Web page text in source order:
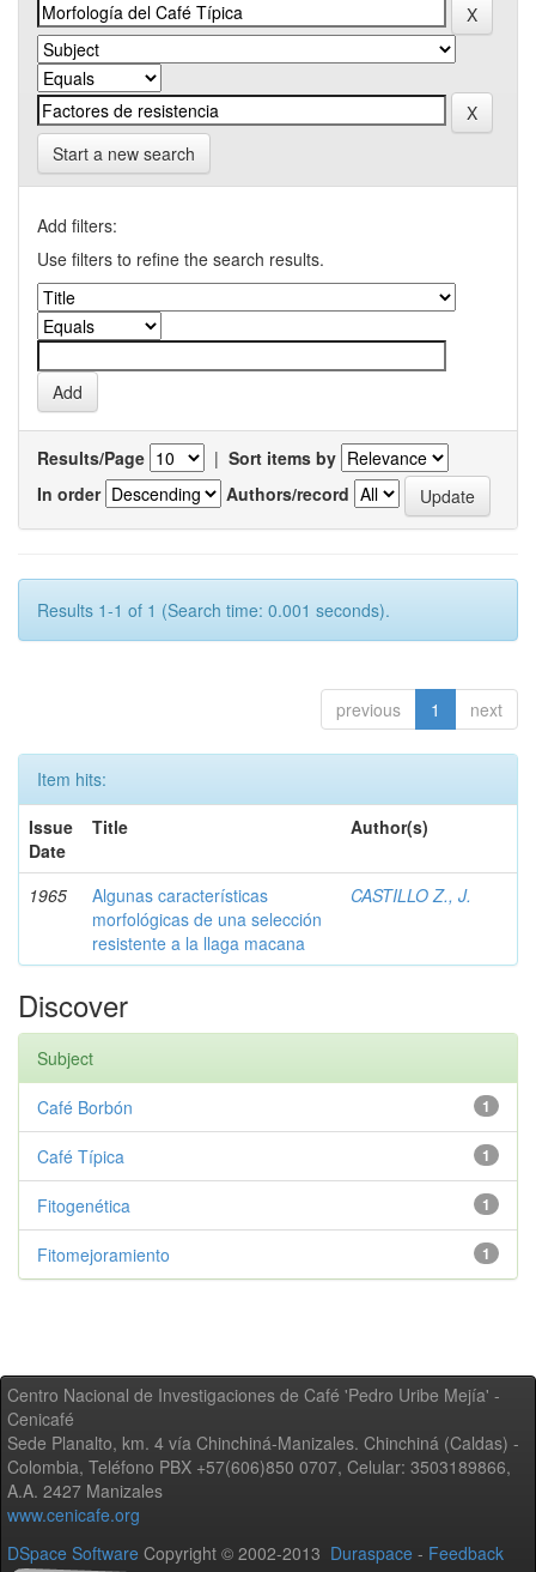
Start a new search
Add filters:
Use filters to refine the search results.
Results/Page | Sort items by
In order
Authors/record
Results 1-1 of 1 (Search time: 0.001 seconds).
previous 1 next
Item hits:
Issue
Date
Title Author(s)
1965
Algunas características
morfológicas de una selección
resistente a la llaga macana
CASTILLO Z., J.
Discover
Subject
1
Café Borbón
1
Café Típica
1
Fitogenética
1
Fitomejoramiento
Centro Nacional de Investigaciones de Café 'Pedro Uribe Mejía' -
Cenicafé
Sede Planalto, km. 4 vía Chinchiná-Manizales. Chinchiná (Caldas) -
Colombia, Teléfono PBX +57(606)850 0707, Celular: 3503189866,
A.A. 2427 Manizales
www.cenicafe.org
DSpace Software Copyright © 2002-2013 Duraspace - Feedback